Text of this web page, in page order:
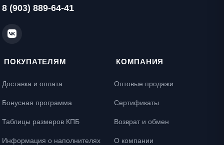
8 (903) 889-64-41
ПОКУПАТЕЛЯМ
Доставка и оплата
Бонусная программа
Таблицы размеров КПБ
Информация о наполнителях
КОМПАНИЯ
Оптовые продажи
Сертификаты
Возврат и обмен
О компании